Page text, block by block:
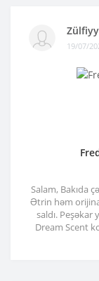
19/07/
Salam, Bakıda
Ətrin həm orijinal
saldı.
Dream Scent